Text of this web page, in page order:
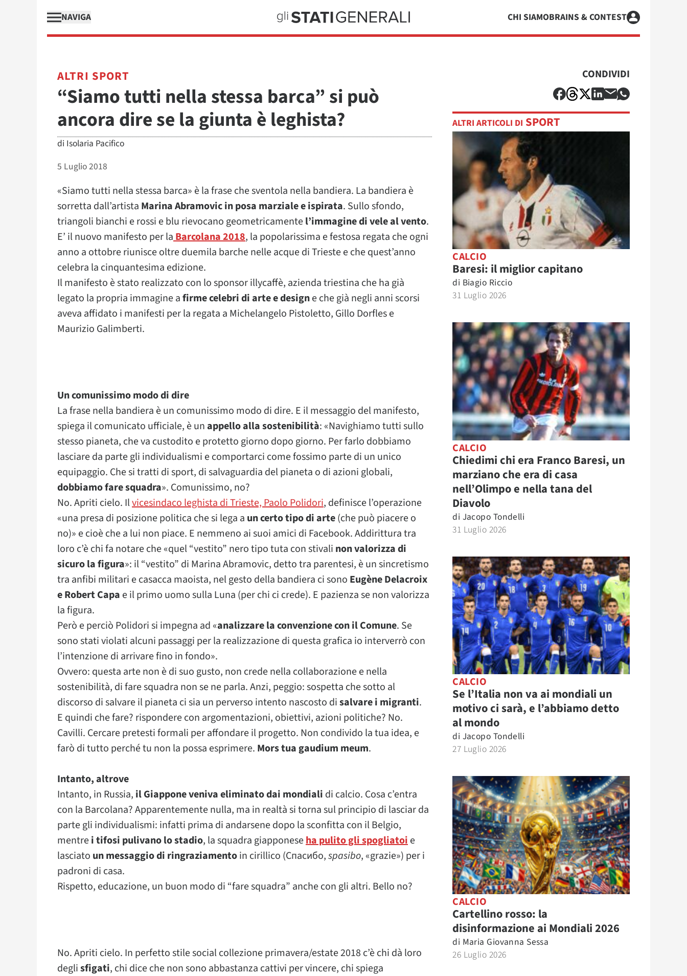
NAVIGA CHI SIAMOBRAINS & CONTEST
ALTRI SPORT
“Siamo tutti nella stessa barca” si può
ancora dire se la giunta è leghista?
di Isolaria Pacifico
5 Luglio 2018
«Siamo tutti nella stessa barca» è la frase che sventola nella bandiera. La bandiera è
sorretta dall’artista Marina Abramovic in posa marziale e ispirata. Sullo sfondo,
triangoli bianchi e rossi e blu rievocano geometricamentel’immagine di vele al vento.
E’ il nuovo manifesto per laBarcolana 2018, la popolarissima e festosa regata che ogni
anno a ottobre riunisce oltre duemila barche nelle acque di Trieste e che quest’anno
celebra la cinquantesima edizione.
Il manifesto è stato realizzato con lo sponsor illycaffè, azienda triestina che ha già
legato la propria immagine afirme celebri di arte e designe che già negli anni scorsi
aveva affidato i manifesti per la regata a Michelangelo Pistoletto, Gillo Dorfles e
Maurizio Galimberti.
Un comunissimo modo di dire
La frase nella bandiera è un comunissimo modo di dire. E il messaggio del manifesto,
spiega il comunicato ufficiale, è unappello alla sostenibilità: «Navighiamo tutti sullo
stesso pianeta, che va custodito e protetto giorno dopo giorno. Per farlo dobbiamo
lasciare da parte gli individualismi e comportarci come fossimo parte di un unico
equipaggio. Che si tratti di sport, di salvaguardia del pianeta o di azioni globali,
dobbiamo fare squadra». Comunissimo, no?
No. Apriti cielo. Ilvicesindaco leghista di Trieste, Paolo Polidori, definisce l’operazione
«una presa di posizione politica che si lega a un certo tipo di arte(che può piacere o
no)» e cioè che a lui non piace. E nemmeno ai suoi amici di Facebook. Addirittura tra
loro c’è chi fa notare che «quel “vestito” nero tipo tuta con stivali non valorizza di
sicuro la figura»: il “vestito” di Marina Abramovic, detto tra parentesi, è un sincretismo
tra anfibi militari e casacca maoista, nel gesto della bandiera ci sono Eugène Delacroix
e Robert Capa e il primo uomo sulla Luna (per chi ci crede). E pazienza se non valorizza
la figura.
Però e perciò Polidori si impegna ad «analizzare la convenzione con il Comune. Se
sono stati violati alcuni passaggi per la realizzazione di questa grafica io interverrò con
l’intenzione di arrivare fino in fondo».
Ovvero: questa arte non è di suo gusto, non crede nella collaborazione e nella
sostenibilità, di fare squadra non se ne parla. Anzi, peggio: sospetta che sotto al
discorso di salvare il pianeta ci sia un perverso intento nascosto disalvare i migranti.
E quindi che fare? rispondere con argomentazioni, obiettivi, azioni politiche? No.
Cavilli. Cercare pretesti formali per affondare il progetto. Non condivido la tua idea, e
farò di tutto perché tu non la possa esprimere. Mors tua gaudium meum.
Intanto, altrove
Intanto, in Russia, il Giappone veniva eliminato dai mondiali di calcio. Cosa c’entra
con la Barcolana? Apparentemente nulla, ma in realtà si torna sul principio di lasciar da
parte gli individualismi: infatti prima di andarsene dopo la sconfitta con il Belgio,
mentrei tifosi pulivano lo stadio, la squadra giapponeseha pulito gli spogliatoie
lasciato un messaggio di ringraziamentoin cirillico (Спасибо,spasibo, «grazie») per i
padroni di casa.
Rispetto, educazione, un buon modo di “fare squadra” anche con gli altri. Bello no?
No. Apriti cielo. In perfetto stile social collezione primavera/estate 2018 c’è chi dà loro
deglisfigati, chi dice che non sono abbastanza cattivi per vincere, chi spiega
CONDIVIDI
ALTRI ARTICOLI DI SPORT
CALCIO
Baresi: il miglior capitano
di Biagio Riccio
31 Luglio 2026
CALCIO
Chiedimi chi era Franco Baresi, un
marziano che era di casa
nell’Olimpo e nella tana del
Diavolo
di Jacopo Tondelli
31 Luglio 2026
CALCIO
Se l’Italia non va ai mondiali un
motivo ci sarà, e l’abbiamo detto
al mondo
di Jacopo Tondelli
27 Luglio 2026
CALCIO
Cartellino rosso: la
disinformazione ai Mondiali 2026
di Maria Giovanna Sessa
26 Luglio 2026